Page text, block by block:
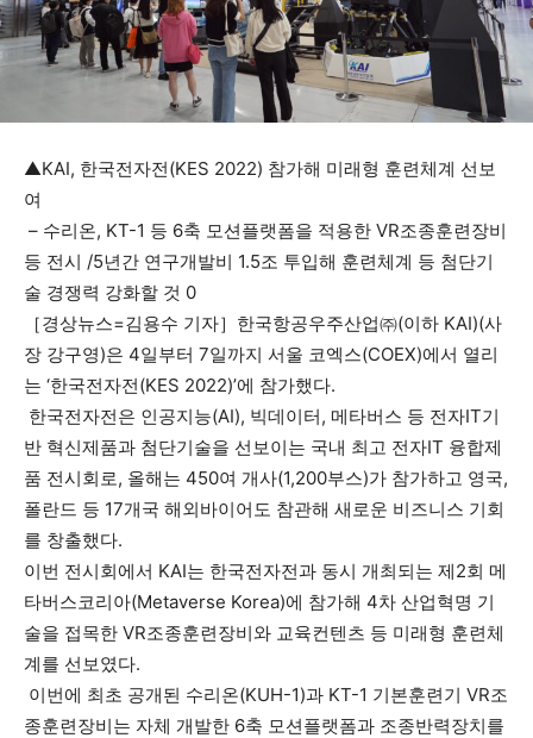
▲KAI, 한국전자전(KES 2022) 참가해 미래형 훈련체계 선보
여
– 수리온, KT-1 등 6축 모션플랫폼을 적용한 VR조종훈련장비
등 전시 /5년간 연구개발비 1.5조 투입해 훈련체계 등 첨단기
술 경쟁력 강화할 것 0
［경상뉴스=김용수 기자］한국항공우주산업㈜(이하 KAI)(사
장 강구영)은 4일부터 7일까지 서울 코엑스(COEX)에서 열리
는 ‘한국전자전(KES 2022)’에 참가했다.
한국전자전은 인공지능(AI), 빅데이터, 메타버스 등 전자IT기
반 혁신제품과 첨단기술을 선보이는 국내 최고 전자IT 융합제
품 전시회로, 올해는 450여 개사(1,200부스)가 참가하고 영국,
폴란드 등 17개국 해외바이어도 참관해 새로운 비즈니스 기회
를 창출했다.
이번 전시회에서 KAI는 한국전자전과 동시 개최되는 제2회 메
타버스코리아(Metaverse Korea)에 참가해 4차 산업혁명 기
술을 접목한 VR조종훈련장비와 교육컨텐츠 등 미래형 훈련체
계를 선보였다.
이번에 최초 공개된 수리온(KUH-1)과 KT-1 기본훈련기 VR조
종훈련장비는 자체 개발한 6축 모션플랫폼과 조종반력장치를